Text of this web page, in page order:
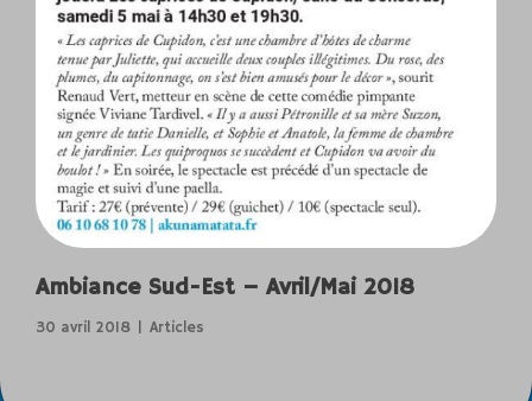
Ambiance Sud-Est – Avril/Mai 2018
30 avril 2018 Articles